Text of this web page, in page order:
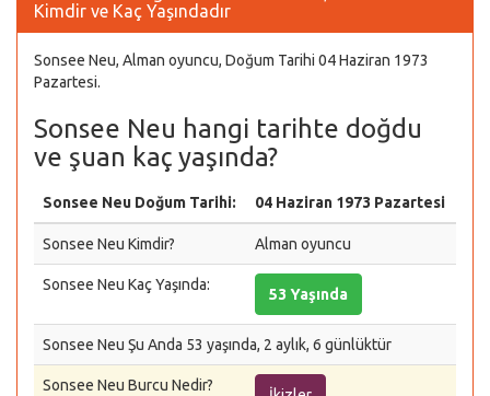
Kimdir ve Kaç Yaşındadır
Sonsee Neu, Alman oyuncu, Doğum Tarihi 04 Haziran 1973
Pazartesi.
Sonsee Neu hangi tarihte doğdu
ve şuan kaç yaşında?
Sonsee Neu Doğum Tarihi: 04 Haziran 1973 Pazartesi
Sonsee Neu Kimdir? Alman oyuncu
Sonsee Neu Kaç Yaşında:
53 Yaşında
Sonsee Neu Şu Anda 53 yaşında, 2 aylık, 6 günlüktür
Sonsee Neu Burcu Nedir?